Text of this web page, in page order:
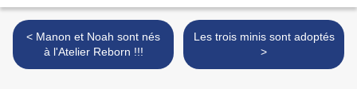
< Manon et Noah sont nés
à l'Atelier Reborn !!!
Les trois minis sont adoptés
>